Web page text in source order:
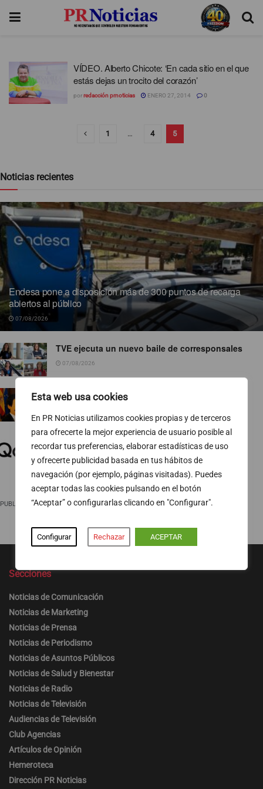
Esta web usa cookies
En PR Noticias utilizamos cookies propias y de terceros
para ofrecerte la mejor experiencia de usuario posible al
recordar tus preferencias, elaborar estadísticas de uso
y ofrecerte publicidad basada en tus hábitos de
navegación (por ejemplo, páginas visitadas). Puedes
aceptar todas las cookies pulsando en el botón
“Aceptar” o configurarlas clicando en "Configurar".
Configurar Rechazar ACEPTAR
VÍDEO. Alberto Chicote: ‘En cada sitio en el que
estás dejas un trocito del corazón’
porredacción prnoticias ENERO 27, 2014 0
1 … 4 5
Noticias recientes
Endesa pone a disposición más de 300 puntos de recarga
abiertos al público
07/08/2026
TVE ejecuta un nuevo baile de corresponsales
07/08/2026
Ropa para socialistas
El 74 % de las pymes europeas gestiona sus
finanzas fuera del horario laboral
07/08/2026
PUBLICIDAD
Secciones
Noticias de Comunicación
Noticias de Marketing
Noticias de Prensa
Noticias de Periodismo
Noticias de Asuntos Públicos
Noticias de Salud y Bienestar
Noticias de Radio
Noticias de Televisión
Audiencias de Televisión
Club Agencias
Artículos de Opinión
Hemeroteca
Dirección PR Noticias